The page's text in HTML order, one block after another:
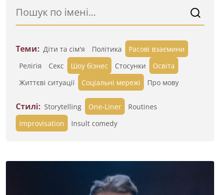
Теми: Діти та сім'я Політика
Расові взаємини
Релігія
Секс Шоу бізнес Стосунки
Освіта
Життєві ситуації
Cоціальні мережі Про мову
Стилі: Storytelling One-Liner
Routines
Improvisation
Insult comedy